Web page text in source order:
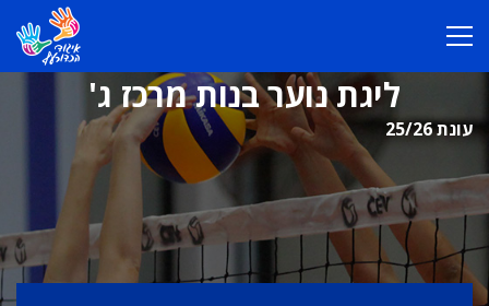
ליגת נוער בנות מרכז ג'
עונת 25/26